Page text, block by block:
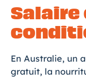
Salaire
En Australie, un
gratuit, la